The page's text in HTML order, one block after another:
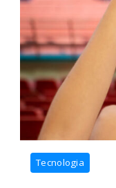
Tecnologia